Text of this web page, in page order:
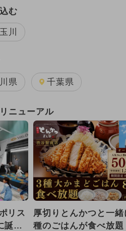
ーク)
ト
ト
ト
ト ワークショップ
ト クリスマス
む
川
県 千葉県
ニューアル
リス
誕
厚切りとんかつと一緒
種のごはんが食べ放題